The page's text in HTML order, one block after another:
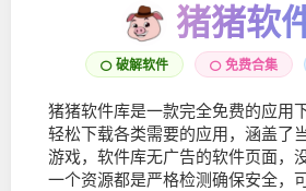
猪猪软
破解软件 免费合集
猪猪软件库是一款完全免费的应用
轻松下载各类需要的应用，涵盖了
游戏，软件库无广告的软件页面，
一个资源都是严格检测确保安全，